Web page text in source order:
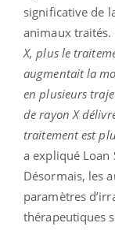
significative de
animaux traités.
X, plus le
augmentait la
en plusieurs
de rayon X
traitement est
a expliqué Loan
Désormais, les
paramètres
thérapeutiques